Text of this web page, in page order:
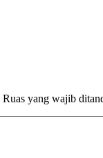
Ruas yang wajib